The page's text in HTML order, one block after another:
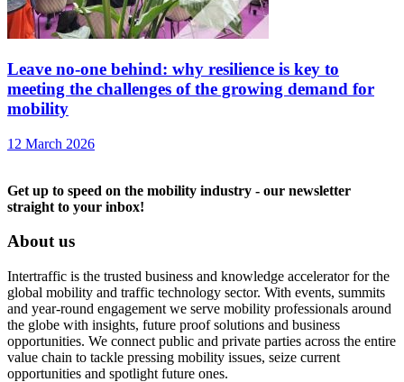
Leave no-one behind: why resilience is key to
meeting the challenges of the growing demand for
mobility
12 March 2026
Get up to speed on the mobility industry - our newsletter
straight to your inbox!
About us
Intertraffic is the trusted business and knowledge accelerator for the
global mobility and traffic technology sector. With events, summits
and year-round engagement we serve mobility professionals around
the globe with insights, future proof solutions and business
opportunities. We connect public and private parties across the entire
value chain to tackle pressing mobility issues, seize current
opportunities and spotlight future ones.